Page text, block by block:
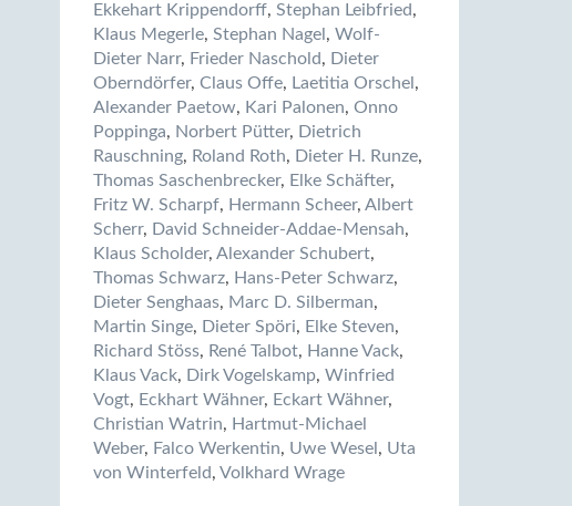
Ekkehart Krippendorff, Stephan Leibfried,
Klaus Megerle, Stephan Nagel , Wolf-
Dieter Narr, Frieder Naschold, Dieter
Oberndörfer, Claus Offe, Laetitia Orschel ,
Alexander Paetow, Kari Palonen, Onno
Poppinga, Norbert Pütter, Dietrich
Rauschning, Roland Roth, Dieter H. Runze,
Thomas Saschenbrecker, Elke Schäfter,
Fritz W. Scharpf, Hermann Scheer, Albert
Scherr, David Schneider-Addae-Mensah,
Klaus Scholder, Alexander Schubert,
Thomas Schwarz, Hans-Peter Schwarz,
Dieter Senghaas, Marc D. Silberman,
Martin Singe, Dieter Spöri, Elke Steven,
Richard Stöss, René Talbot, Hanne Vack,
Klaus Vack, Dirk Vogelskamp, Winfried
Vogt, Eckhart Wähner, Eckart Wähner,
Christian Watrin, Hartmut-Michael
Weber, Falco Werkentin, Uwe Wesel , Uta
von Winterfeld, Volkhard Wrage